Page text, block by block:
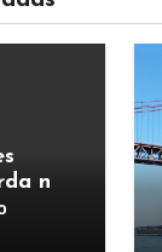
no